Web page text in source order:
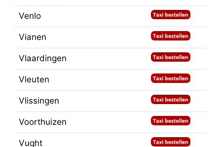
Venlo
Vianen
Vlaardingen
Vleuten
Vlissingen
Voorthuizen
Vught